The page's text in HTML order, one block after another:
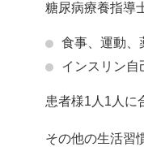
糖尿病療養指導
食事、運動、
インスリン自
患者様1人1人に
その他の生活習